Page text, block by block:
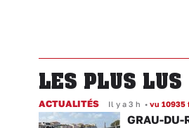
LES PLUS LUS
ACTUALITÉS Il y a 3 h • vu 10935
GRAU-DU-